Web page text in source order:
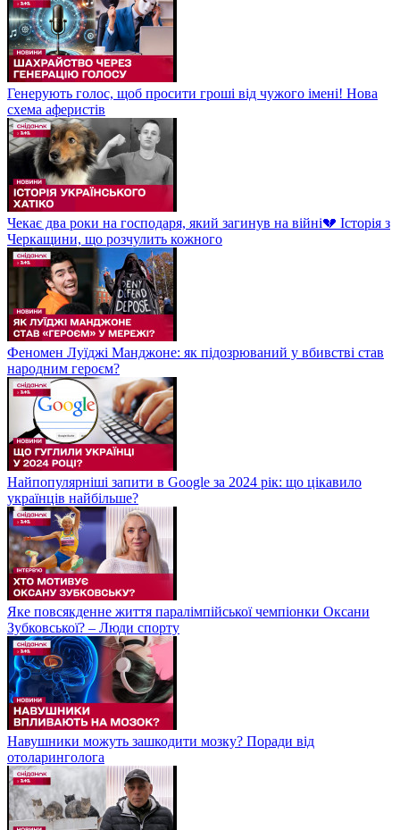
Генерують голос, щоб просити гроші від чужого імені! Нова
схема аферистів
Чекає два роки на господаря, який загинув на війні💔 Історія з
Черкащини, що розчулить кожного
Феномен Луїджі Манджоне: як підозрюваний у вбивстві став
народним героєм?
Найпопулярніші запити в Google за 2024 рік: що цікавило
українців найбільше?
Яке повсякденне життя паралімпійської чемпіонки Оксани
Зубковської? – Люди спорту
Навушники можуть зашкодити мозку? Поради від
отоларинголога